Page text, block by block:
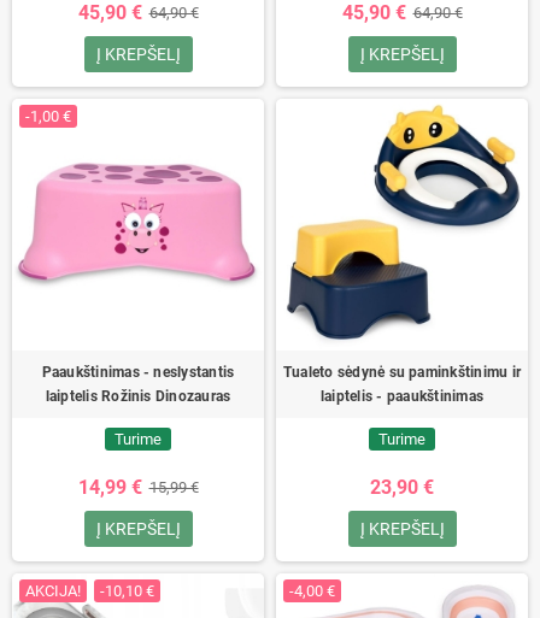
45,90 € 64,90 €
Į KREPŠELĮ
45,90 € 64,90 €
Į KREPŠELĮ
-1,00 €
Paaukštinimas - neslystantis
laiptelis Rožinis Dinozauras
Turime
14,99 € 15,99 €
Į KREPŠELĮ
Tualeto sėdynė su paminkštinimu ir
laiptelis - paaukštinimas
Turime
23,90 €
Į KREPŠELĮ
AKCIJA! -10,10 € -4,00 €